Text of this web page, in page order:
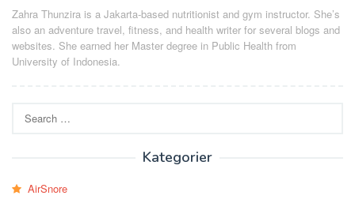
Zahra Thunzira is a Jakarta-based nutritionist and gym instructor. She’s
also an adventure travel, fitness, and health writer for several blogs and
websites. She earned her Master degree in Public Health from
University of Indonesia.
for:
Kategorier
AirSnore